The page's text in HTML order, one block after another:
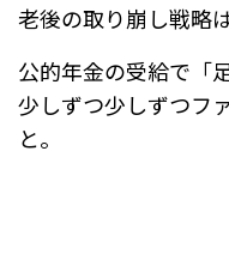
老後の取り崩し戦略は
公的年金の受給で「
少しずつ少しずつフ
と。